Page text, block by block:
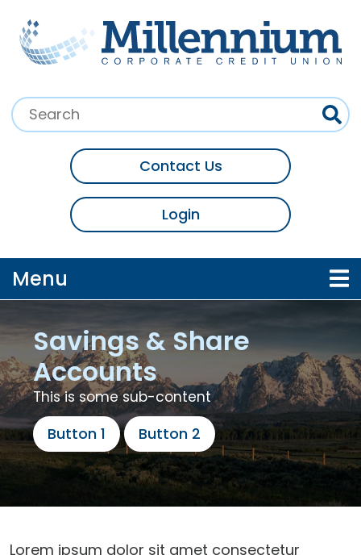
Search:
Contact Us
Login
Menu
Savings & Share
Accounts
This is some sub-content
Button 1 Button 2
Lorem ipsum dolor sit amet consectetur